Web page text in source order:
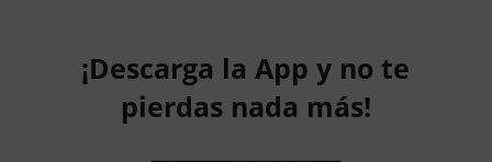
¡Descarga la App y no te
pierdas nada más!